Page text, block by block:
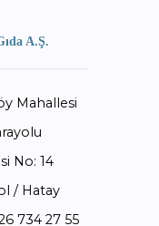
A.Ş.
Mahallesi
No: 14
/ Hatay
734 27 55